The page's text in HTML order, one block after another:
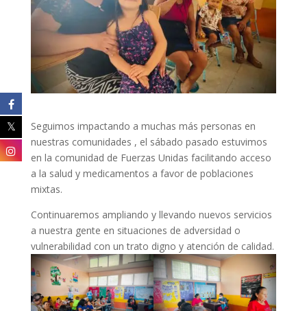
Seguimos impactando a muchas más personas en
nuestras comunidades , el sábado pasado estuvimos
en la comunidad de Fuerzas Unidas facilitando acceso
a la salud y medicamentos a favor de poblaciones
mixtas.
Continuaremos ampliando y llevando nuevos servicios
a nuestra gente en situaciones de adversidad o
vulnerabilidad con un trato digno y atención de calidad.